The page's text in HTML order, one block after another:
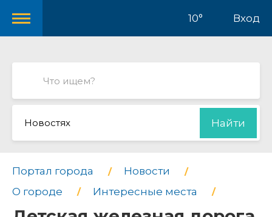
10° Вход
Новостях Найти
Портал города
Новости
О городе
Интересные места